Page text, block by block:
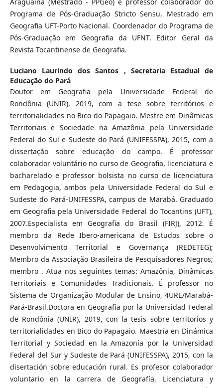
Programa de Pós-Graduação Stricto Sensu, Mestrado em
Geografia UFT-Porto Nacional. Coordenador do Programa de
Pós-Graduação em Geografia da UFNT. Editor Geral da
Revista Tocantinense de Geografia.
Luciano Laurindo dos Santos , Secretaria Estadual de
Educação do Pará
Doutor em Geografia pela Universidade Federal de
Rondônia (UNIR), 2019, com a tese sobre territórios e
territorialidades no Bico do Papagaio. Mestre em Dinâmicas
Territoriais e Sociedade na Amazônia pela Universidade
Federal do Sul e Sudeste do Pará (UNIFESSPA), 2015, com a
dissertação sobre educação do campo. É professor
colaborador voluntário no curso de Geografia, licenciatura e
bacharelado e professor bolsista no curso de licenciatura
em Pedagogia, ambos pela Universidade Federal do Sul e
Sudeste do Pará-UNIFESSPA, campus de Marabá. Graduado
em Geografia pela Universidade Federal do Tocantins (UFT),
2007.Especialista em Geografia do Brasil (FIRJ), 2012. É
membro da Rede Ibero-americana de Estudos sobre o
Desenvolvimento Territorial e Governança (REDETEG);
Membro da Associação Brasileira de Pesquisadores Negros;
membro . Atua nos seguintes temas: Amazônia, Dinâmicas
Territoriais e Comunidades Tradicionais. É professor no
Sistema de Organização Modular de Ensino, 4URE/Marabá-
Pará-Brasil.Doctora en Geografía por la Universidad Federal
de Rondônia (UNIR), 2019, con la tesis sobre territorios y
territorialidades en Bico do Papagaio. Maestría en Dinámica
Territorial y Sociedad en la Amazonía por la Universidad
Federal del Sur y Sudeste de Pará (UNIFESSPA), 2015, con la
disertación sobre educación rural. Es profesor colaborador
voluntario en la carrera de Geografía, Licenciatura y